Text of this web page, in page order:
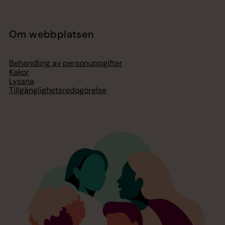
Om webbplatsen
Behandling av personuppgifter
Kakor
Lyssna
Tillgänglighetsredogörelse